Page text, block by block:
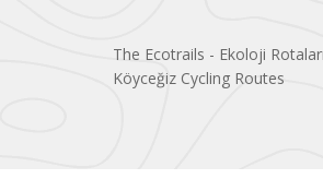
The Ecotrails - Ekoloji Rotaları
Köyceğiz Cycling Routes